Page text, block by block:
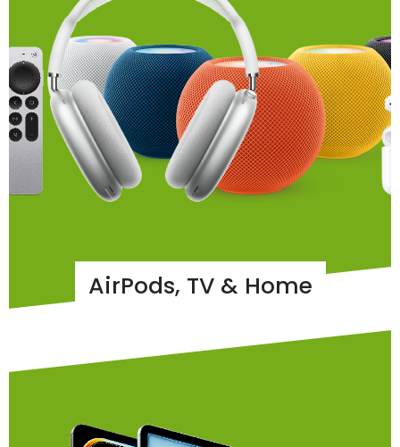
AirPods, TV & Home